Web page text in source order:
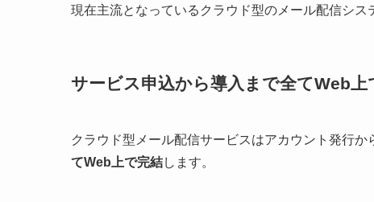
現在主流となっているクラウド型のメール配信シス
サービス申込から導入まで全てWeb上
クラウド型メール配信サービスはアカウント発行
てWeb上で完結します。